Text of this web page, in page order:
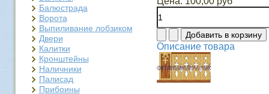
Балюстрада
Ворота
Выпиливание лобзиком
Двери
Калитки
Кронштейны
Наличники
Палисад
Прибоины
Описание товара